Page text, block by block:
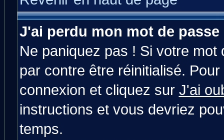
J'ai perdu mon mot de passe
Ne paniquez pas ! Si votre
par contre être réinitialisé.
connexion et cliquez sur J'ai
instructions et vous devriez
temps.